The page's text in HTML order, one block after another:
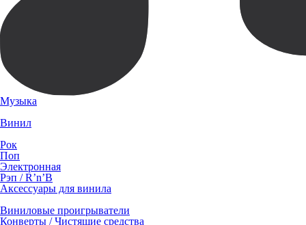
Музыка
Винил
Рок
Поп
Электронная
Рэп / R’n’B
Аксессуары для винила
Виниловые проигрыватели
Конверты / Чистящие средства